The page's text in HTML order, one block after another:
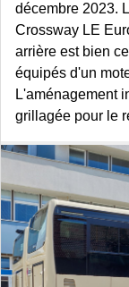
décembre 2023.
Crossway LE
arrière est bien
équipés d'un
L'aménagement
grillagée pour le